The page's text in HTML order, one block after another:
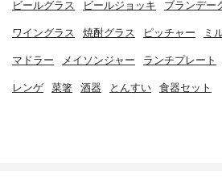
ビールグラス ビールジョッキ ブランデー
ワイングラス 焼酎グラス ピッチャー ミ
マドラー メイソンジャー ランチプレート
レンゲ 菜箸 酒器 とんすい 食器セット